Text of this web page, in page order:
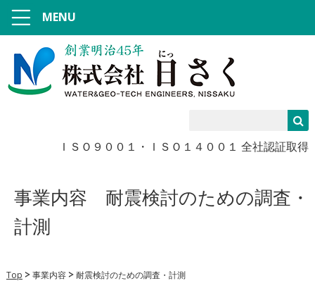
ＩＳＯ９００１・ＩＳＯ１４００１ 全社認証取得
MENU
事業内容 耐震検討のための調査・
計測
Top 事業内容 耐震検討のための調査・計測